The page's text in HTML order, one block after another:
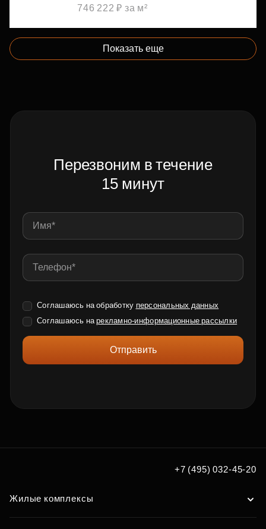
746 222 ₽ за м²
Показать еще
Перезвоним в течение
15 минут
Соглашаюсь на обработку персональных данных
Соглашаюсь нарекламно-информационные рассылки
Отправить
+7 (495) 032-45-20
Жилые комплексы